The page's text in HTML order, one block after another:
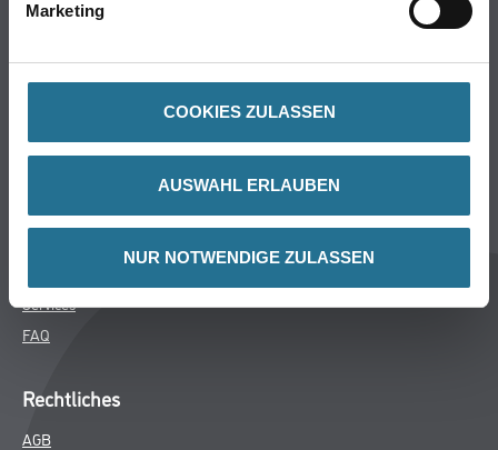
Marketing
COOKIES ZULASSEN
AUSWAHL ERLAUBEN
NUR NOTWENDIGE ZULASSEN
Wand- & Deckenbeläge
Über uns
MPlus
Services
FAQ
Rechtliches
AGB